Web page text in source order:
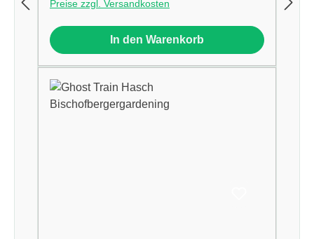
Preise zzgl. Versandkosten
In den Warenkorb